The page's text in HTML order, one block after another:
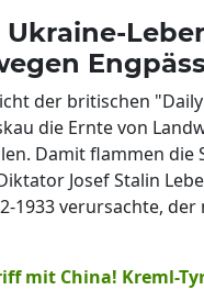
der britischen
die Ernte von
Damit flammen
Josef Stalin
1933 verursachte,
mit China! Kreml-